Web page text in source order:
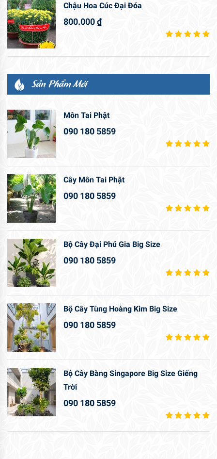
Chậu Hoa Cúc Đại Đóa
800.000₫
Sản Phẩm Mới
Môn Tai Phật
090 180 5859
Cây Môn Tai Phật
090 180 5859
Bộ Cây Đại Phú Gia Big Size
090 180 5859
Bộ Cây Tùng Hoàng Kim Big Size
090 180 5859
Bộ Cây Bàng Singapore Big Size Giếng
Trời
090 180 5859